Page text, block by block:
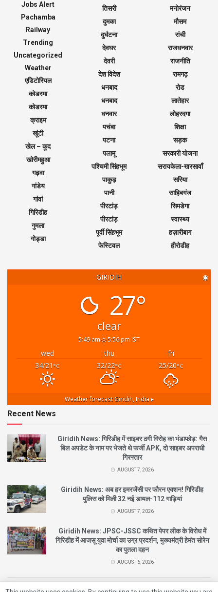
Jobs Alert
Pachamba
Railway
Trending
Uncategorized
Weather
एडिटोरियल
कोडरमा
कोडरमा
क्राइम
खूंटी
खेल – कूद
खोरीमहुआ
गढ़वा
गांडेय
गांवां
गिरिडीह
गुमला
गोड्डा
तिसरी
दुमका
दुर्घटना
देवघर
देवरी
देश विदेश
धनबाद
धनबाद
धनवार
पचंबा
पटना
पलामू
पश्चिमी सिंहभूम
पाकुड़
पानी
पीरटांड़
पीरटांड़
पूर्वी सिंहभूम
फेस्टिवल
मनोरंजन
मौसम
रांची
राजधनवार
राजनीति
रामगढ़
रोड
लातेहार
लोहरदगा
शिक्षा
सड़क
सरकारी योजना
सरायकेला-खरसावाँ
सरिया
साहिबगंज
सिमडेगा
स्वास्थ्य
हज़ारीबाग
हीरोडीह
GIRIDIH ◉
27°
clear
5:49 am 5:56 pm IST
wed thu
fri
34/21 °C 32/22°C 25/20°C
Weather forecast Giridih, India ▸
Recent News
Giridih News: गिरिडीह में साइबर ठगी गिरोह का भंडाफोड़: गैस
बिल अपडेट के नाम पर भेजते थे फर्जी APK, दो साइबर अपराधी
गिरफ्तार
AUGUST 7, 2026
Giridih News: अब हर इमरजेंसी पर फौरन एक्शन! गिरिडीह
पुलिस को मिली 32 नई डायल-112 गाड़ियां
AUGUST 7, 2026
Giridih News: JPSC-JSSC कथित पेपर लीक के विरोध में
गिरिडीह में आजसू युवा मोर्चा का उग्र प्रदर्शन, मुख्यमंत्री हेमंत सोरेन
का पुतला दहन
AUGUST 6, 2026